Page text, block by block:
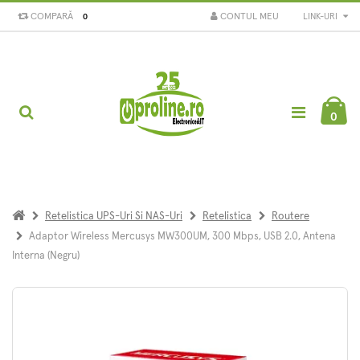
COMPARĂ 0 LINK-URI
CONTUL MEU
0
Retelistica UPS-Uri Si NAS-Uri Retelistica
Routere
Adaptor Wireless Mercusys MW300UM, 300 Mbps, USB 2.0, Antena
Interna (Negru)